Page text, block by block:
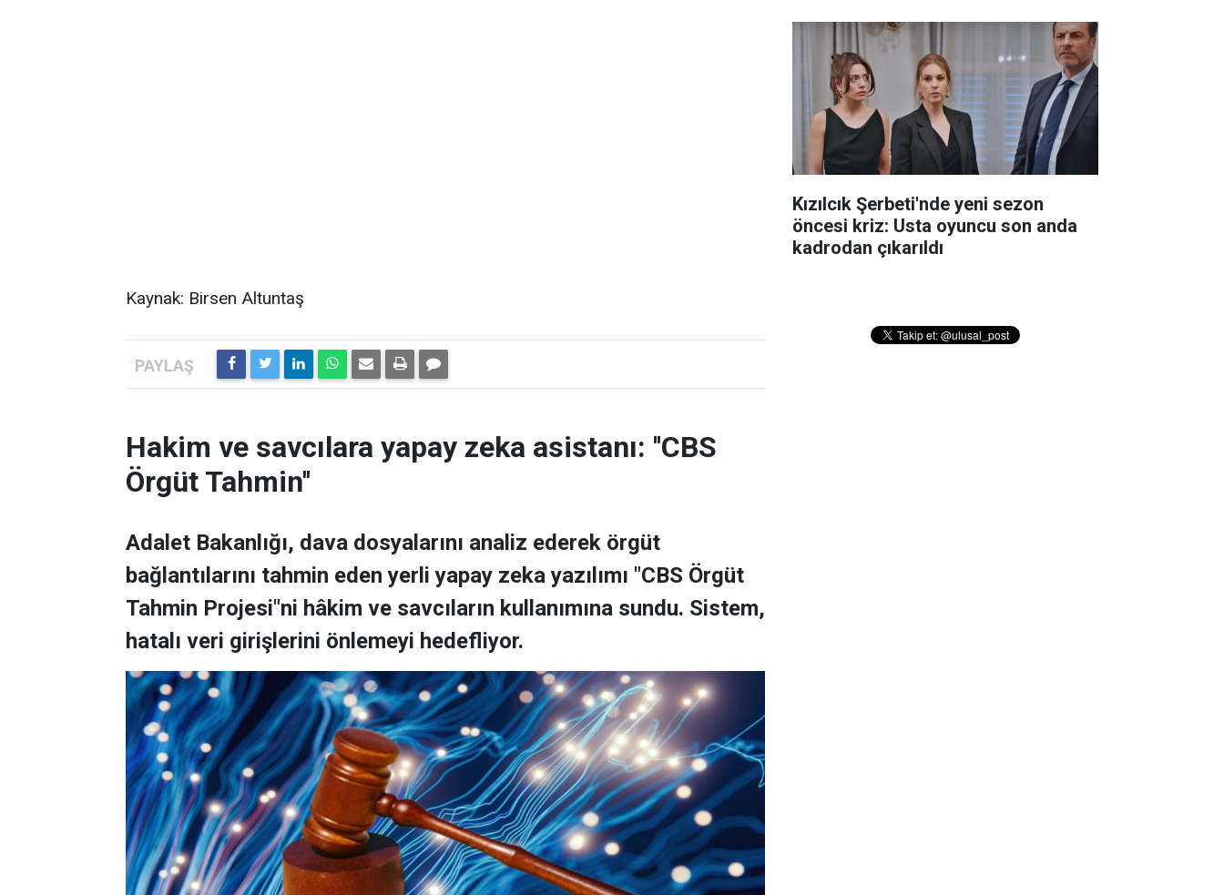
Kaynak: Birsen Altuntaş
Hakim ve savcılara yapay zeka asistanı: ''CBS
Örgüt Tahmin''
Adalet Bakanlığı, dava dosyalarını analiz ederek örgüt
bağlantılarını tahmin eden yerli yapay zeka yazılımı "CBS Örgüt
Tahmin Projesi"ni hâkim ve savcıların kullanımına sundu. Sistem,
hatalı veri girişlerini önlemeyi hedefliyor.
Kızılcık Şerbeti'nde yeni sezon
öncesi kriz: Usta oyuncu son anda
kadrodan çıkarıldı